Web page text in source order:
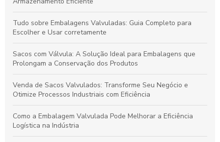
Tudo sobre Embalagens Valvuladas: Guia Completo para
Escolher e Usar corretamente
Sacos com Válvula: A Solução Ideal para Embalagens que
Prolongam a Conservação dos Produtos
Venda de Sacos Valvulados: Transforme Seu Negócio e
Otimize Processos Industriais com Eficiência
Como a Embalagem Valvulada Pode Melhorar a Eficiência
Logística na Indústria